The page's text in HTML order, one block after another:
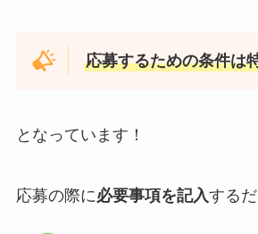
応募するための条件は
となっています！
応募の際に必要事項を記入するだ